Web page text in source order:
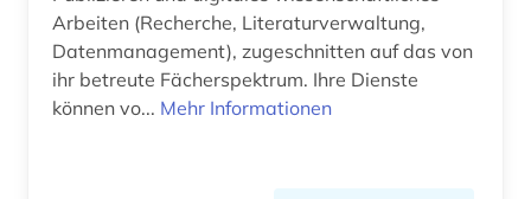
Arbeiten (Recherche, Literaturverwaltung,
Datenmanagement), zugeschnitten auf das von
ihr betreute Fächerspektrum. Ihre Dienste
können vo... Mehr Informationen